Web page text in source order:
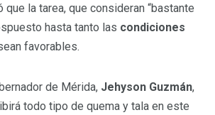
que la tarea, que consideran “bastante
hasta tanto las condiciones
favorables.
de Mérida, Jehyson Guzmán,
todo tipo de quema y tala en este